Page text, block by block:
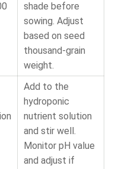
shade before
sowing. Adjust
based on seed
thousand-grain
weight.
Add to the
hydroponic
nutrient solution
and stir well.
Monitor pH value
and adjust if